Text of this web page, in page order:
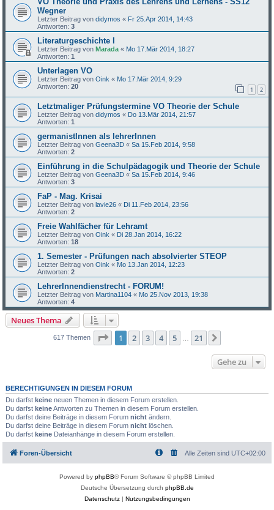
Wegner
Letzter Beitrag vondidymos « Fr 25.Apr 2014, 14:43
Antworten:3
Literaturgeschichte I
Letzter Beitrag vonMarada « Mo 17.Mär 2014, 18:27
Antworten:1
Unterlagen VO
Letzter Beitrag vonOink « Mo 17.Mär 2014, 9:29
Antworten:20 1 2
Letztmaliger Prüfungstermine VO Theorie der Schule
Letzter Beitrag vondidymos « Do 13.Mär 2014, 21:57
Antworten:1
germanistInnen als lehrerInnen
Letzter Beitrag vonGeena3D «Sa 15.Feb 2014, 9:58
Antworten:2
Einführung in die Schulpädagogik und Theorie der Schule
Letzter Beitrag vonGeena3D «Sa 15.Feb 2014, 9:46
Antworten:3
FaP - Mag. Krisai
Letzter Beitrag von lavie26 « Di 11.Feb 2014, 23:56
Antworten:2
Freie Wahlfächer für Lehramt
Letzter Beitrag vonOink « Di 28.Jan 2014, 16:22
Antworten:18
1. Semester - Prüfungen nach absolvierter STEOP
Letzter Beitrag vonOink « Mo 13.Jan 2014, 12:23
Antworten:2
LehrerInnendienstrecht - FORUM!
Letzter Beitrag von Martina1104 « Mo 25.Nov 2013, 19:38
Antworten:4
Neues Thema
617 Themen Seite 1von 21
1 2 3 4 5 21
Gehe zu
BERECHTIGUNGEN IN DIESEM FORUM
Du darfst keine neuen Themen in diesem Forum erstellen.
Du darfst keineAntworten zu Themen in diesem Forum erstellen.
Du darfst deine Beiträge in diesem Forumnicht ändern.
Du darfst deine Beiträge in diesem Forumnicht löschen.
Du darfst keine Dateianhänge in diesem Forum erstellen.
Foren-Übersicht Alle Zeiten sind UTC+02:00
Powered by phpBB® Forum Software © phpBB Limited
Deutsche Übersetzung durch phpBB.de
Datenschutz| Nutzungsbedingungen